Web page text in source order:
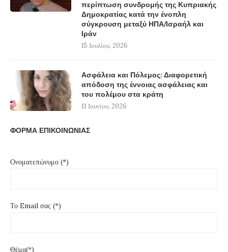
περίπτωση συνδρομής της Κυπριακής
Δημοκρατίας κατά την ένοπλη
σύγκρουση μεταξύ ΗΠΑ/Ισραήλ και
Ιράν
15 Ιουλίου, 2026
Ασφάλεια και Πόλεμος: Διαφορετική
απόδοση της έννοιας ασφάλειας και
του πολέμου στα κράτη
11 Ιουνίου, 2026
ΦΟΡΜΑ ΕΠΙΚΟΙΝΩΝΙΑΣ
Ονοματεπώνυμο (*)
Το Email σας (*)
Θέμα(*)